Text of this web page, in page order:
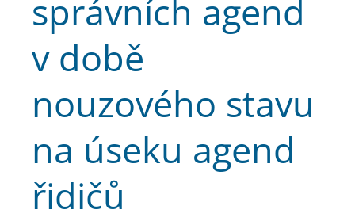
správních agend
v době
nouzového stavu
na úseku agend
řidičů